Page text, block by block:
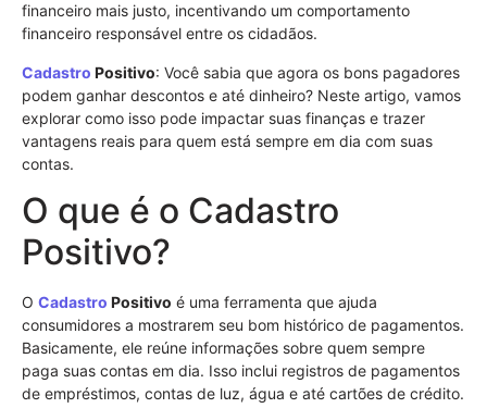
financeiro mais justo, incentivando um comportamento
financeiro responsável entre os cidadãos.
Cadastro Positivo: Você sabia que agora os bons pagadores
podem ganhar descontos e até dinheiro? Neste artigo, vamos
explorar como isso pode impactar suas finanças e trazer
vantagens reais para quem está sempre em dia com suas
contas.
O que é o Cadastro
Positivo?
O Cadastro Positivo é uma ferramenta que ajuda
consumidores a mostrarem seu bom histórico de pagamentos.
Basicamente, ele reúne informações sobre quem sempre
paga suas contas em dia. Isso inclui registros de pagamentos
de empréstimos, contas de luz, água e até cartões de crédito.